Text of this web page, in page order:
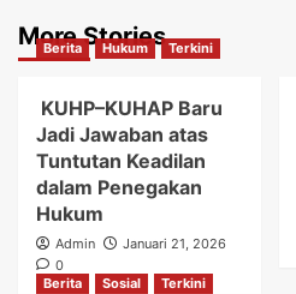
More Stories
Berita Hukum Terkini
KUHP–KUHAP Baru
Jadi Jawaban atas
Tuntutan Keadilan
dalam Penegakan
Hukum
Admin
Januari 21, 2026
0
Berita Sosial Terkini